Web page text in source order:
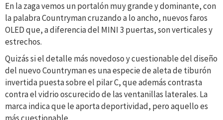
En la zaga vemos un portalón muy grande y dominante, con
la palabra Countryman cruzando a lo ancho, nuevos faros
OLED que, a diferencia del MINI 3 puertas, son verticales y
estrechos.
Quizás si el detalle más novedoso y cuestionable del diseño
del nuevo Countryman es una especie de aleta de tiburón
invertida puesta sobre el pilar C, que además contrasta
contra el vidrio oscurecido de las ventanillas laterales. La
marca indica que le aporta deportividad, pero aquello es